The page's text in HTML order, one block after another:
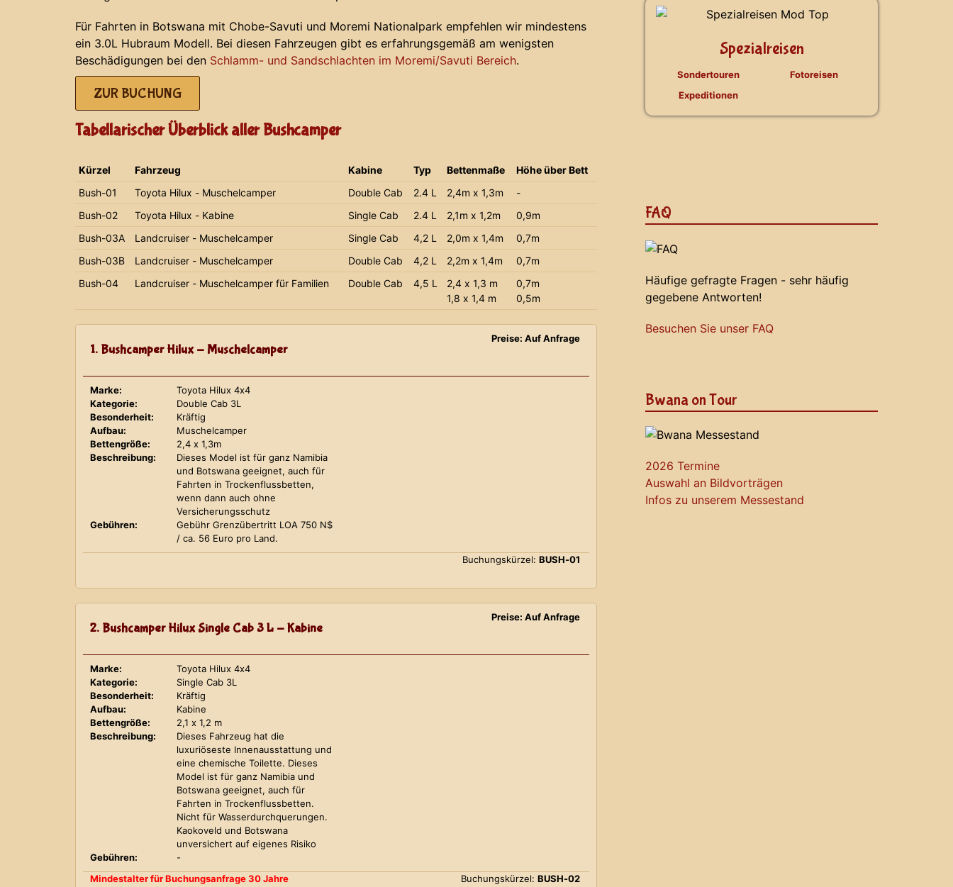
Für Fahrten in Botswana mit Chobe-Savuti und Moremi Nationalpark empfehlen wir mindestens
ein 3.0L Hubraum Modell. Bei diesen Fahrzeugen gibt es erfahrungsgemäß am wenigsten
Beschädigungen bei den Schlamm- und Sandschlachten im Moremi/Savuti Bereich.
ZUR BUCHUNG
Tabellarischer Überblick aller Bushcamper
Kürzel Fahrzeug Kabine Typ Bettenmaße
Höhe über Bett
Bush-01
Toyota Hilux - Muschelcamper Double Cab 2.4 L 2,4m x 1,3m
-
Bush-02
Toyota Hilux - Kabine Single Cab 2.4 L 2,1m x 1,2m
0,9m
Bush-03A
Landcruiser - Muschelcamper Single Cab 4,2 L 2,0m x 1,4m
0,7m
Bush-03B
Landcruiser - Muschelcamper Double Cab 4,2 L 2,2m x 1,4m
0,7m
Bush-04
Landcruiser - Muschelcamper für Familien Double Cab 4,5 L
2,4 x 1,3 m
1,8 x 1,4 m
0,7m
0,5m
1. Bushcamper Hilux - Muschelcamper
Preise: Auf Anfrage
Marke:
Toyota Hilux 4x4
Kategorie:
Double Cab 3L
Besonderheit:
Kräftig
Aufbau:
Muschelcamper
Bettengröße:
2,4 x 1,3m
Beschreibung:
Dieses Model ist für ganz Namibia
und Botswana geeignet, auch für
Fahrten in Trockenflussbetten,
wenn dann auch ohne
Versicherungsschutz
Gebühren:
Gebühr Grenzübertritt LOA 750 N$
/ ca. 56 Euro pro Land.
Buchungskürzel: BUSH-01
2. Bushcamper Hilux Single Cab 3 L - Kabine
Preise: Auf Anfrage
Marke:
Toyota Hilux 4x4
Kategorie:
Single Cab 3L
Besonderheit:
Kräftig
Aufbau:
Kabine
Bettengröße:
2,1 x 1,2 m
Beschreibung:
Dieses Fahrzeug hat die
luxuriöseste Innenausstattung und
eine chemische Toilette. Dieses
Model ist für ganz Namibia und
Botswana geeignet, auch für
Fahrten in Trockenflussbetten.
Nicht für Wasserdurchquerungen.
Kaokoveld und Botswana
unversichert auf eigenes Risiko
Gebühren:
-
Mindestalter für Buchungsanfrage 30 Jahre
Buchungskürzel: BUSH-02
Spezialreisen
Sondertouren
Expeditionen
Fotoreisen
FAQ
Häufige gefragte Fragen - sehr häufig
gegebene Antworten!
Besuchen Sie unser FAQ
Bwana on Tour
2026 Termine
Auswahl an Bildvorträgen
Infos zu unserem Messestand